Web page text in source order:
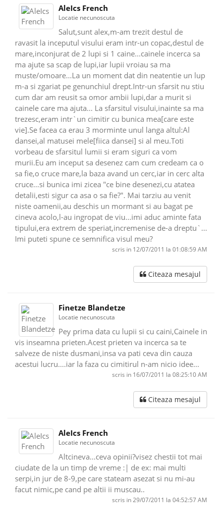
AleIcs French
Locatie necunoscuta
Salut,sunt alex,m-am trezit destul de
ravasit la inceputul visului eram intr-un copac,destul de
mare,inconjurat de 2 lupi si 1 caine...cainele incerca sa
ma ajute sa scap de lupi,iar lupii vroiau sa ma
muste/omoare...La un moment dat din neatentie un lup
m-a si zgariat pe genunchiul drept.Intr-un sfarsit nu stiu
cum dar am reusit sa omor ambii lupi,dar a murit si
cainele care ma ajuta... La sfarsitul visului,inainte sa ma
trezesc,eram intr`un cimitir cu bunica mea[care este
vie].Se facea ca erau 3 morminte unul langa altul:Al
dansei,al matusei mele[fiica dansei] si al meu.Toti
vorbeau de sfarsitul lumii si eram siguri ca vom
murii.Eu am inceput sa desenez cam cum credeam ca o
sa fie,o cruce mare,la baza avand un cerc,iar in cerc alta
cruce...si bunica imi zicea "ce bine desenezi,cu atatea
detalii,esti sigur ca asa o sa fie?". Mai tarziu au venit
niste oamenii,au deschis un mormant si au bagat pe
cineva acolo,l-au ingropat de viu...imi aduc aminte fata
tipului,era extrem de speriat,incremenise de-a dreptu`...
Imi puteti spune ce semnifica visul meu?
scris in 12/07/2011 la 01:08:59 AM
Citeaza mesajul
Finetze Blandetze
Locatie necunoscuta
Pey prima data cu lupii si cu caini,Cainele in
vis inseamna prieten.Acest prieten va incerca sa te
salveze de niste dusmani,insa va pati ceva din cauza
acestui lucru....iar la faza cu cimitirul n-am nicio idee...
scris in 16/07/2011 la 08:25:10 AM
Citeaza mesajul
AleIcs French
Locatie necunoscuta
Altcineva...ceva opinii?visez chestii tot mai
ciudate de la un timp de vreme :| de ex: mai multi
serpi,in jur de 8-9,pe care stateam asezat si nu mi-au
facut nimic,pe cand pe altii ii muscau..
scris in 29/07/2011 la 04:52:57 AM